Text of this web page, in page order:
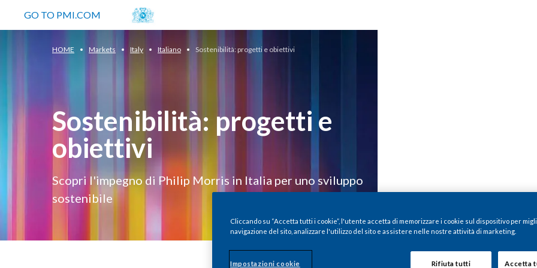
GO TO PMI.COM
HOME Markets Italy Italiano Sostenibilità: progetti e obiettivi
Sostenibilità: progetti e
obiettivi
Scopri l'impegno di Philip Morris in Italia per uno sviluppo
sostenibile
Cliccando su “Accetta tutti i cookie”, l'utente accetta di memorizzare i cookie sul dispositivo per
navigazione del sito, analizzare l'utilizzo del sito e assistere nelle nostre attività di marketing.
Impostazioni cookie Rifiuta tutti Accetta